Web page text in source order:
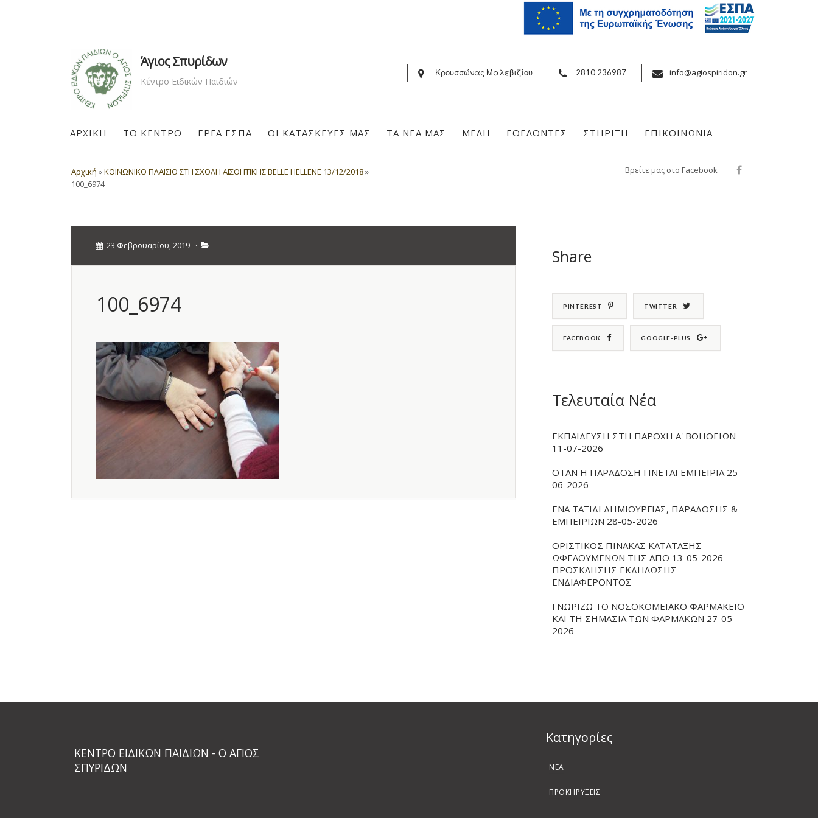
Άγιος Σπυρίδων
Κέντρο Ειδικών Παιδιών
Κρουσσώνας Μαλεβιζίου 2810 236987 info@agiospiridon.gr
ΑΡΧΙΚΗ ΤΟ ΚΕΝΤΡΟ ΕΡΓΑ ΕΣΠΑ ΟΙ ΚΑΤΑΣΚΕΥΕΣ ΜΑΣ ΤΑ ΝΕΑ ΜΑΣ ΜΕΛΗ ΕΘΕΛΟΝΤΕΣ ΣΤΗΡΙΞΗ ΕΠΙΚΟΙΝΩΝΙΑ
Αρχική »ΚΟΙΝΩΝΙΚΟ ΠΛΑΙΣΙΟ ΣΤΗ ΣΧΟΛΗ ΑΙΣΘΗΤΙΚΗΣ BELLE HELLENE 13/12/2018»
100_6974
Βρείτε μας στο Facebook
23 Φεβρουαρίου, 2019 ·
100_6974
Share
PINTEREST TWITTER
FACEBOOK GOOGLE-PLUS
Τελευταία Νέα
ΕΚΠΑΙΔΕΥΣΗ ΣΤΗ ΠΑΡΟΧΗ Α' ΒΟΗΘΕΙΩΝ
11-07-2026
ΟΤΑΝ Η ΠΑΡΑΔΟΣΗ ΓΙΝΕΤΑΙ ΕΜΠΕΙΡΙΑ 25-
06-2026
ΕΝΑ ΤΑΞΙΔΙ ΔΗΜΙΟΥΡΓΙΑΣ, ΠΑΡΑΔΟΣΗΣ &
ΕΜΠΕΙΡΙΩΝ 28-05-2026
ΟΡΙΣΤΙΚΟΣ ΠΙΝΑΚΑΣ ΚΑΤΑΤΑΞΗΣ
ΩΦΕΛΟΥΜΕΝΩΝ ΤΗΣ ΑΠΟ 13-05-2026
ΠΡΟΣΚΛΗΣΗΣ ΕΚΔΗΛΩΣΗΣ
ΕΝΔΙΑΦΕΡΟΝΤΟΣ
ΓΝΩΡΙΖΩ ΤΟ ΝΟΣΟΚΟΜΕΙΑΚΟ ΦΑΡΜΑΚΕΙΟ
ΚΑΙ ΤΗ ΣΗΜΑΣΙΑ ΤΩΝ ΦΑΡΜΑΚΩΝ 27-05-
2026
ΚΕΝΤΡΟ ΕΙΔΙΚΩΝ ΠΑΙΔΙΩΝ - Ο ΑΓΙΟΣ
ΣΠΥΡΙΔΩΝ
Kατηγορίες
ΝΕΑ
ΠΡΟΚΗΡΥΞΕΙΣ